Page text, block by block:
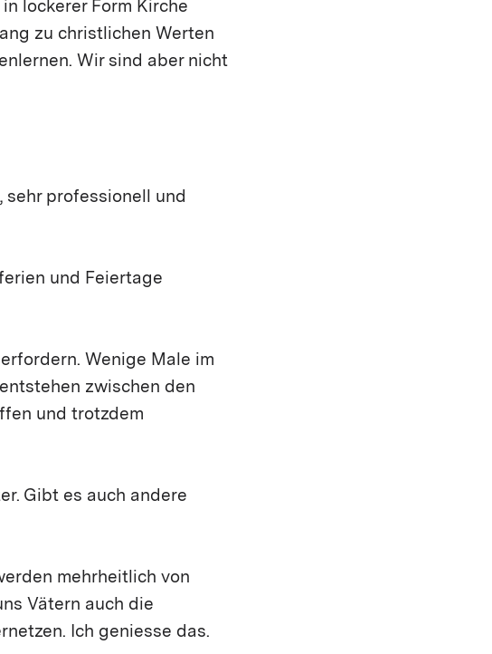
lockerer Form Kirche
zu christlichen Werten
Wir sind aber nicht
sehr professionell und
und Feiertage
Wenige Male im
zwischen den
und trotzdem
Gibt es auch andere
mehrheitlich von
Vätern auch die
Ich geniesse das.